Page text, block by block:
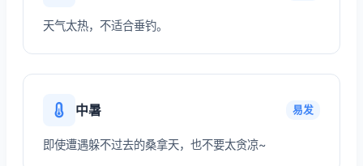
天气太热，不适合垂钓。
中暑 易发
即使遭遇躲不过去的桑拿天，也不要太贪凉~